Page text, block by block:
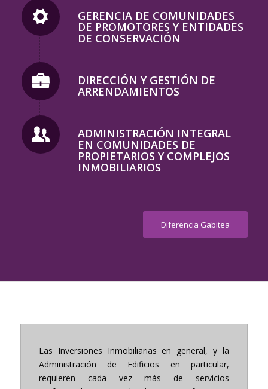
GERENCIA DE COMUNIDADES
DE PROMOTORES Y ENTIDADES
DE CONSERVACIÓN
DIRECCIÓN Y GESTIÓN DE
ARRENDAMIENTOS
ADMINISTRACIÓN INTEGRAL
EN COMUNIDADES DE
PROPIETARIOS Y COMPLEJOS
INMOBILIARIOS
Diferencia Gabitea
Las Inversiones Inmobiliarias en general, y la
Administración de Edificios en particular,
requieren cada vez más de servicios